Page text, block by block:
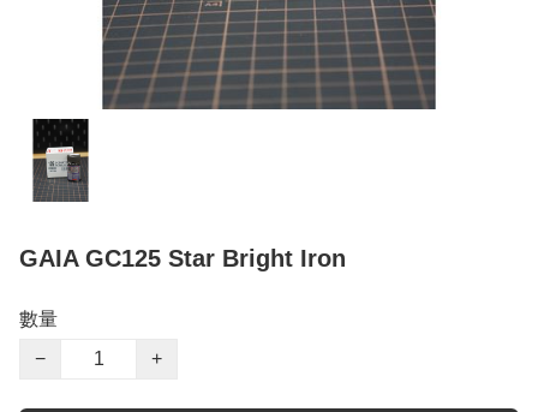
GAIA GC125 Star Bright Iron
數量
−
+